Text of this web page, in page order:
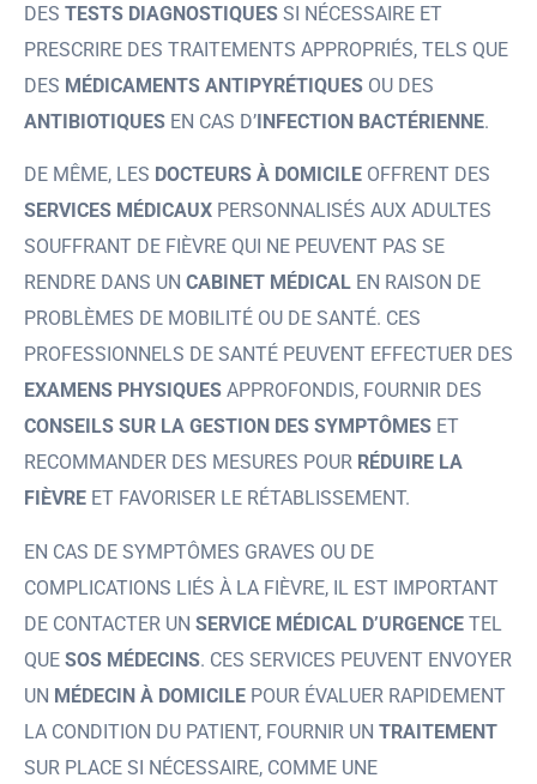
DES TESTS DIAGNOSTIQUES SI NÉCESSAIRE ET
PRESCRIRE DES TRAITEMENTS APPROPRIÉS, TELS QUE
DES MÉDICAMENTS ANTIPYRÉTIQUES OU DES
ANTIBIOTIQUES EN CAS D’INFECTION BACTÉRIENNE.
DE MÊME, LES DOCTEURS À DOMICILE OFFRENT DES
SERVICES MÉDICAUX PERSONNALISÉS AUX ADULTES
SOUFFRANT DE FIÈVRE QUI NE PEUVENT PAS SE
RENDRE DANS UN CABINET MÉDICAL EN RAISON DE
PROBLÈMES DE MOBILITÉ OU DE SANTÉ. CES
PROFESSIONNELS DE SANTÉ PEUVENT EFFECTUER DES
EXAMENS PHYSIQUES APPROFONDIS, FOURNIR DES
CONSEILS SUR LA GESTION DES SYMPTÔMES ET
RECOMMANDER DES MESURES POUR RÉDUIRE LA
FIÈVRE ET FAVORISER LE RÉTABLISSEMENT.
EN CAS DE SYMPTÔMES GRAVES OU DE
COMPLICATIONS LIÉS À LA FIÈVRE, IL EST IMPORTANT
DE CONTACTER UN SERVICE MÉDICAL D’URGENCE TEL
QUE SOS MÉDECINS. CES SERVICES PEUVENT ENVOYER
UN MÉDECIN À DOMICILE POUR ÉVALUER RAPIDEMENT
LA CONDITION DU PATIENT, FOURNIR UN TRAITEMENT
SUR PLACE SI NÉCESSAIRE, COMME UNE